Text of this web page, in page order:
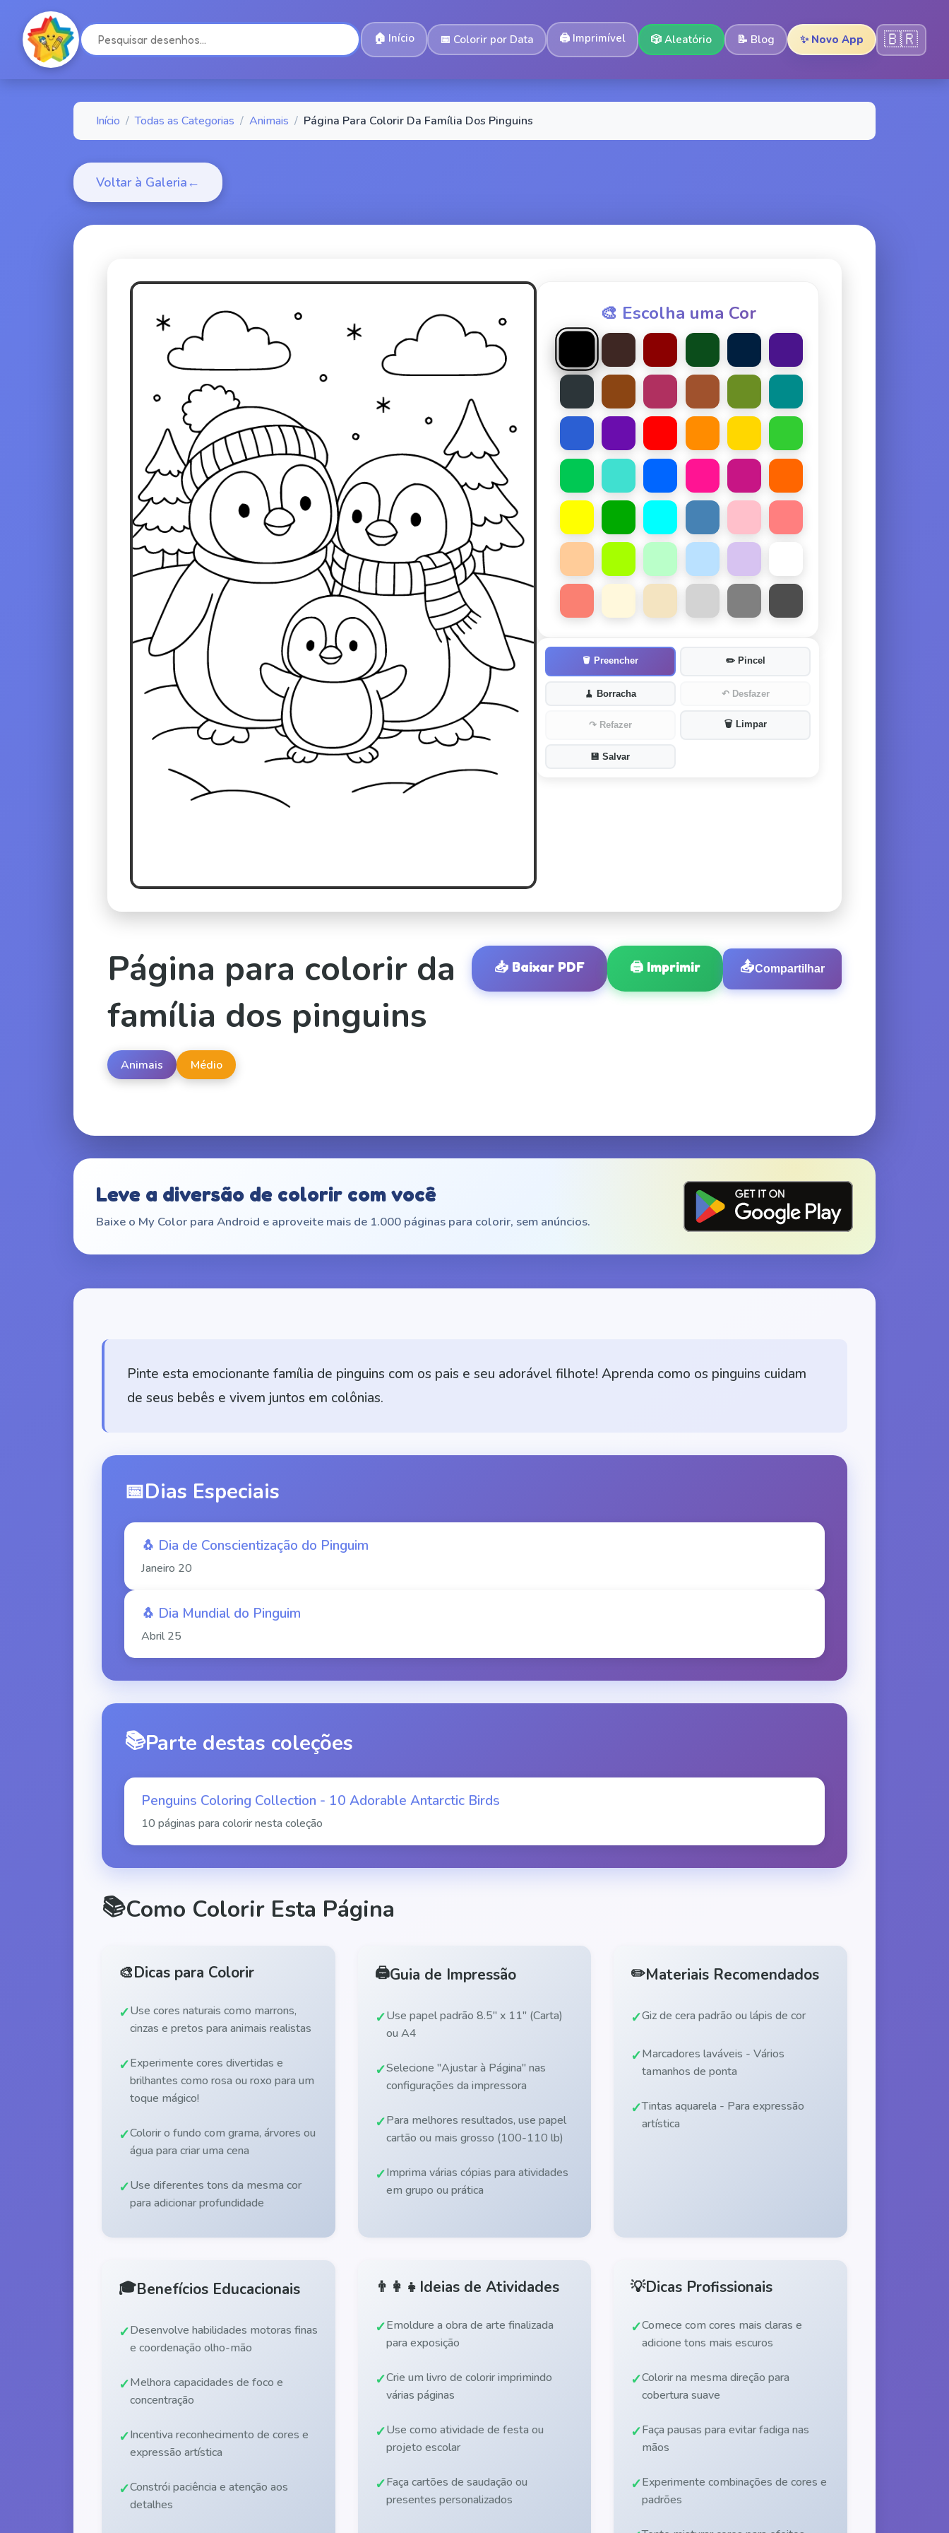
🏠 Início 📅 Colorir por Data 🖨️ Imprimível 🎲 Aleatório 📝 Blog ✨ Novo App 🇧🇷
Início / Todas as Categorias / Animais / Página Para Colorir Da Família Dos Pinguins
Voltar à Galeria←
🎨 Escolha uma Cor
🪣 Preencher ✏️ Pincel
🧹 Borracha ↶ Desfazer
↷ Refazer 🗑️ Limpar
💾Salvar
Página para colorir da
família dos pinguins
Animais Médio
📥 Baixar PDF 🖨️ Imprimir 📤Compartilhar
Leve a diversão de colorir com você
Baixe o My Color para Android e aproveite mais de 1.000 páginas para colorir, sem anúncios.
Pinte esta emocionante família de pinguins com os pais e seu adorável filhote! Aprenda como os pinguins cuidam
de seus bebês e vivem juntos em colônias.
📅Dias Especiais
🐧 Dia de Conscientização do Pinguim
Janeiro 20
🐧 Dia Mundial do Pinguim
Abril 25
📚Parte destas coleções
Penguins Coloring Collection - 10 Adorable Antarctic Birds
10 páginas para colorir nesta coleção
📚Como Colorir Esta Página
🎨Dicas para Colorir
Use cores naturais como marrons,
cinzas e pretos para animais realistas
Experimente cores divertidas e
brilhantes como rosa ou roxo para um
toque mágico!
Colorir o fundo com grama, árvores ou
água para criar uma cena
Use diferentes tons da mesma cor
para adicionar profundidade
🖨️Guia de Impressão
Use papel padrão 8.5" x 11" (Carta)
ou A4
Selecione "Ajustar à Página" nas
configurações da impressora
Para melhores resultados, use papel
cartão ou mais grosso (100-110 lb)
Imprima várias cópias para atividades
em grupo ou prática
✏️Materiais Recomendados
Giz de cera padrão ou lápis de cor
Marcadores laváveis - Vários
tamanhos de ponta
Tintas aquarela - Para expressão
artística
🎓Benefícios Educacionais
Desenvolve habilidades motoras finas
e coordenação olho-mão
Melhora capacidades de foco e
concentração
Incentiva reconhecimento de cores e
expressão artística
Constrói paciência e atenção aos
detalhes
👨‍👩‍👧 Ideias de Atividades
Emoldure a obra de arte finalizada
para exposição
Crie um livro de colorir imprimindo
várias páginas
Use como atividade de festa ou
projeto escolar
Faça cartões de saudação ou
presentes personalizados
💡Dicas Profissionais
Comece com cores mais claras e
adicione tons mais escuros
Colorir na mesma direção para
cobertura suave
Faça pausas para evitar fadiga nas
mãos
Experimente combinações de cores e
padrões